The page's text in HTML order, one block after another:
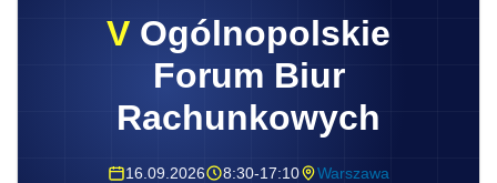
V Ogólnopolskie
Forum Biur
Rachunkowych
16.09.2026 8:30-17:10 Warszawa